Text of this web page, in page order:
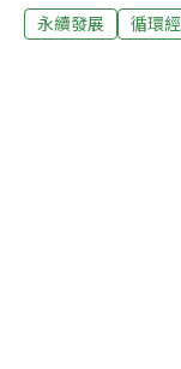
（Principles for
永續發展 循環